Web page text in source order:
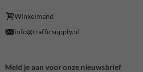
Winkelmand
info@trafficsupply.nl
Meld je aan voor onze nieuwsbrief